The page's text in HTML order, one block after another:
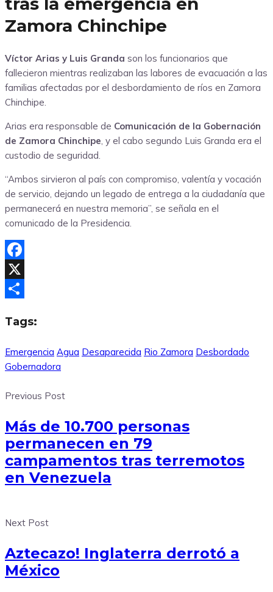
Zamora Chinchipe
Víctor Arias y Luis Granda son los funcionarios que
fallecieron mientras realizaban las labores de evacuación a las
familias afectadas por el desbordamiento de ríos en Zamora
Chinchipe.
Arias era responsable de Comunicación de la Gobernación
de Zamora Chinchipe , y el cabo segundo Luis Granda era el
custodio de seguridad.
“Ambos sirvieron al país con compromiso, valentía y vocación
de servicio, dejando un legado de entrega a la ciudadanía que
permanecerá en nuestra memoria”, se señala en el
comunicado de la Presidencia.
Facebook
X
Tags:
Emergencia Agua Desaparecida Rio Zamora Desbordado
Gobernadora
Previous Post
Más de 10.700 personas
permanecen en 79
campamentos tras terremotos
en Venezuela
Next Post
Aztecazo! Inglaterra derrotó a
México